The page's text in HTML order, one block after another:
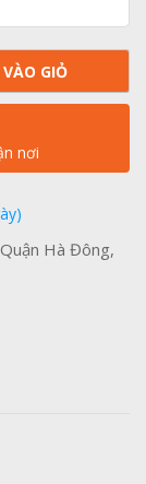
GIỎ
nơi
Hà Đông,